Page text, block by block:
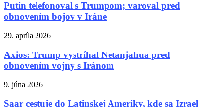
Putin telefonoval s Trumpom; varoval pred
obnovením bojov v Iráne
29. apríla 2026
Axios: Trump vystríhal Netanjahua pred
obnovením vojny s Iránom
9. júna 2026
Saar cestuje do Latinskej Ameriky, kde sa Izrael